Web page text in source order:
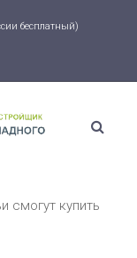
бесплатный)
смогут купить